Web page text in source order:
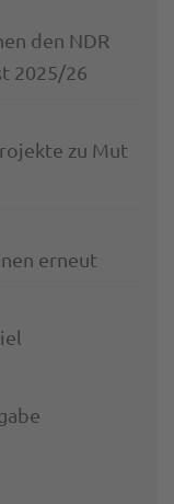
den NDR
2025/26
zu Mut
erneut